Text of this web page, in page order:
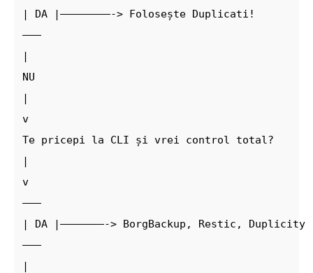
| DA |––––––––-> Folosește Duplicati!
–––
|
NU
|
v
Te pricepi la CLI și vrei control total?
|
v
–––
| DA |–––––––-> BorgBackup, Restic, Duplicity
–––
|